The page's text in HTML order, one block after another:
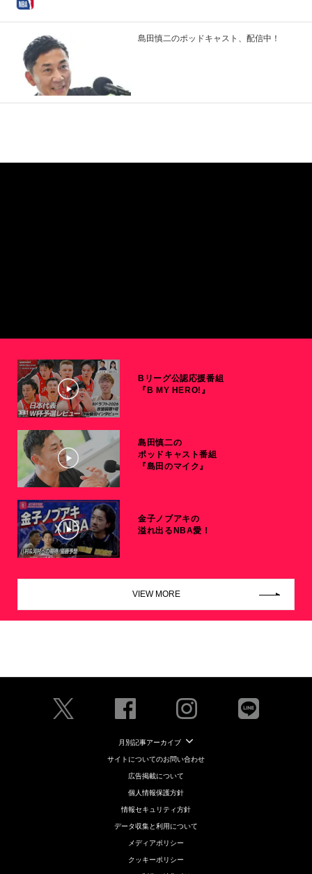
島田慎二のポッドキャスト、配信中！
Bリーグ公認応援番組
『B MY HERO!』
島田慎二の
ポッドキャスト番組
『島田のマイク』
金子ノブアキの
溢れ出るNBA愛！
VIEW MORE
月別記事アーカイブ
サイトについてのお問い合わせ
広告掲載について
個人情報保護方針
情報セキュリティ方針
データ収集と利用について
メディアポリシー
クッキーポリシー